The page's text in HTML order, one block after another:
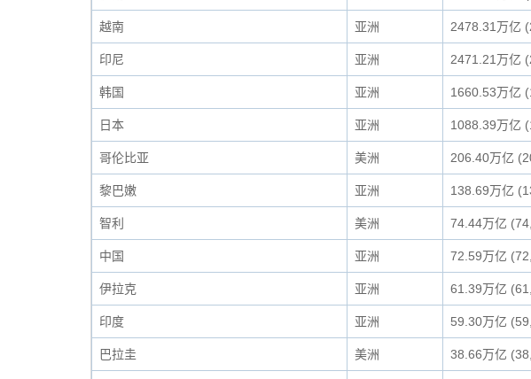
越南 亚洲 2478.31万亿
印尼 亚洲 2471.21万亿
韩国 亚洲 1660.53万亿
日本 亚洲 1088.39万亿
哥伦比亚 美洲 206.40万亿
黎巴嫩 亚洲 138.69万亿
智利 美洲 74.44万亿
中国 亚洲 72.59万亿
伊拉克 亚洲 61.39万亿
印度 亚洲 59.30万亿
巴拉圭 美洲 38.66万亿